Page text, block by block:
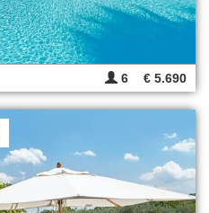
6 € 5.690